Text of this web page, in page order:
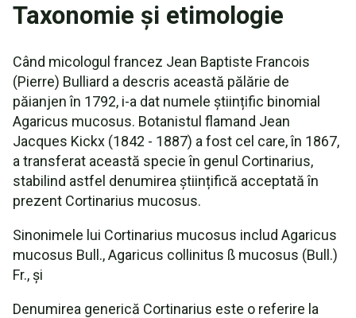
Taxonomie și etimologie
Când micologul francez Jean Baptiste Francois
(Pierre) Bulliard a descris această pălărie de
păianjen în 1792, i-a dat numele științific binomial
Agaricus mucosus. Botanistul flamand Jean
Jacques Kickx (1842 - 1887) a fost cel care, în 1867,
a transferat această specie în genul Cortinarius,
stabilind astfel denumirea științifică acceptată în
prezent Cortinarius mucosus.
Sinonimele lui Cortinarius mucosus includ Agaricus
mucosus Bull., Agaricus collinitus ß mucosus (Bull.)
Fr., și
Denumirea generică Cortinarius este o referire la